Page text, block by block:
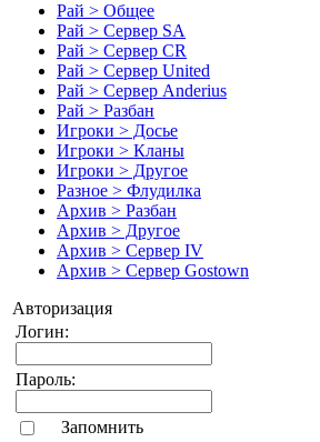
Рай > Общее
Рай > Сервер SA
Рай > Сервер CR
Рай > Сервер United
Рай > Сервер Anderius
Рай > Разбан
Игроки > Досье
Игроки > Кланы
Игроки > Другое
Разное > Флудилка
Архив > Разбан
Архив > Другое
Архив > Сервер IV
Архив > Сервер Gostown
Авторизация
Логин:
Пароль:
Запомнить